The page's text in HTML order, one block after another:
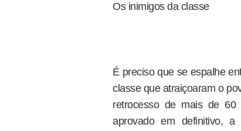
Os inimigos da classe
É preciso que se espalhe
classe que atraiçoaram o
retrocesso de mais de 60
aprovado em definitivo,